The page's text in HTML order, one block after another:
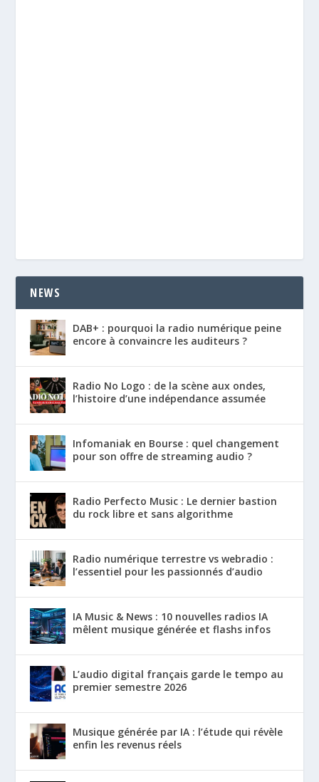
NEWS
DAB+ : pourquoi la radio numérique peine
encore à convaincre les auditeurs ?
Radio No Logo : de la scène aux ondes,
l’histoire d’une indépendance assumée
Infomaniak en Bourse : quel changement
pour son offre de streaming audio ?
Radio Perfecto Music : Le dernier bastion
du rock libre et sans algorithme
Radio numérique terrestre vs webradio :
l’essentiel pour les passionnés d’audio
IA Music & News : 10 nouvelles radios IA
mêlent musique générée et flashs infos
L’audio digital français garde le tempo au
premier semestre 2026
Musique générée par IA : l’étude qui révèle
enfin les revenus réels